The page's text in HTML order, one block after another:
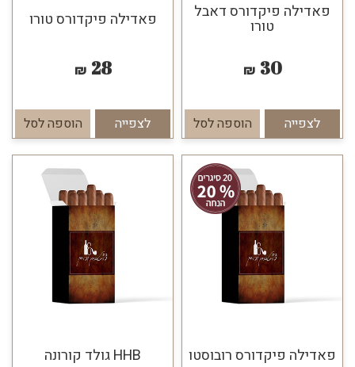
פאדילה פיקדורס דאבל
טורו
30
₪
לצפייה הוספה לסל
פאדילה פיקדורס טורו
28
₪
לצפייה הוספה לסל
פאדילה פיקדורס רובוסטו HHB גולד קורונה